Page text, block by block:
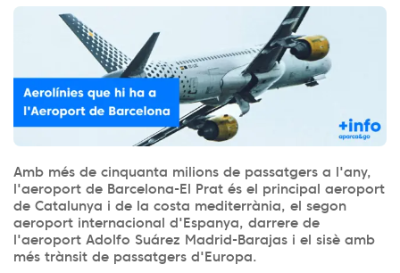
Amb més de cinquanta milions de passatgers a l'any,
l'aeroport de Barcelona-El Prat és el principal aeroport
de Catalunya i de la costa mediterrània, el segon
aeroport internacional d'Espanya, darrere de
l'aeroport Adolfo Suárez Madrid-Barajas i el sisè amb
més trànsit de passatgers d'Europa.